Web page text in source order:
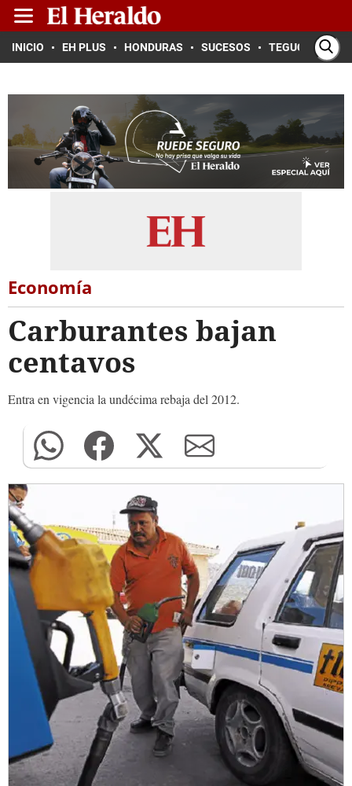
INICIO EH PLUS HONDURAS SUCESOS TEGUCIGALPA
Economía
Carburantes bajan
centavos
Entra en vigencia la undécima rebaja del 2012.